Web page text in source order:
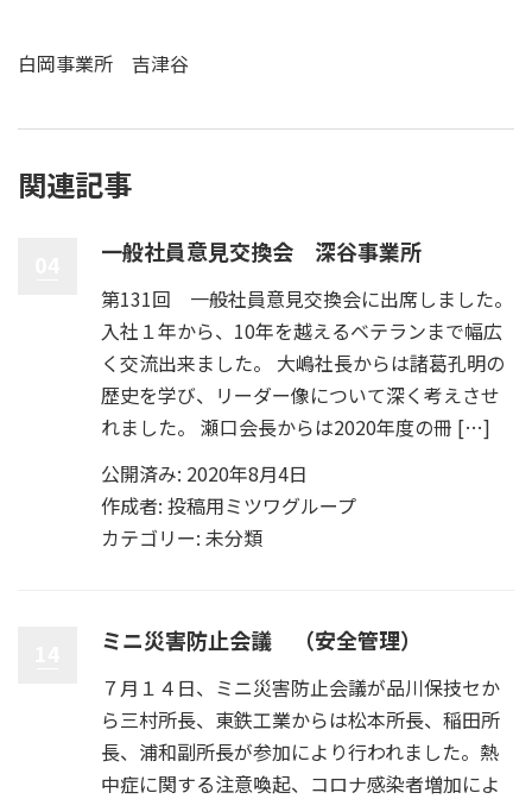
白岡事業所 吉津谷
関連記事
一般社員意見交換会 深谷事業所
第131回 一般社員意見交換会に出席しました。
入社１年から、10年を越えるベテランまで幅広
く交流出来ました。 大嶋社長からは諸葛孔明の
歴史を学び、リーダー像について深く考えさせ
れました。 瀬口会長からは2020年度の冊 […]
公開済み: 2020年8月4日
作成者: 投稿用ミツワグループ
カテゴリー: 未分類
ミニ災害防止会議 （安全管理）
７月１４日、ミニ災害防止会議が品川保技セか
ら三村所長、東鉄工業からは松本所長、稲田所
長、浦和副所長が参加により行われました。熱
中症に関する注意喚起、コロナ感染者増加によ